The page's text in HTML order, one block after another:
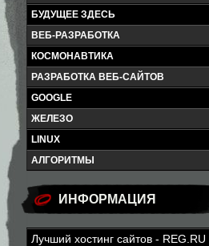
БУДУЩЕЕ ЗДЕСЬ
ВЕБ-РАЗРАБОТКА
КОСМОНАВТИКА
РАЗРАБОТКА ВЕБ-САЙТОВ
GOOGLE
ЖЕЛЕЗО
LINUX
АЛГОРИТМЫ
ИНФОРМАЦИЯ
Лучший хостинг сайтов - REG.RU